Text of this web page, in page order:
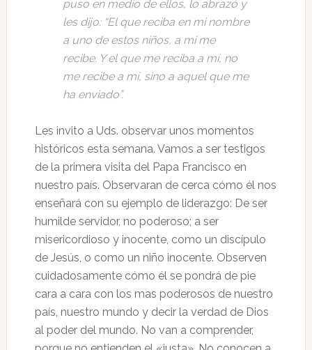
puso en medio de ellos, lo abrazó y
les dijo: “El que reciba en mi nombre
a uno de estos niños, a mí me
recibe. Y el que me reciba a mí, no
me recibe a mí, sino a aquel que me
ha enviado”.
Les invito a Uds. observar unos momentos
históricos esta semana. Vamos a ser testigos
de la primera visita del Papa Francisco en
nuestro país. Observaran de cerca cómo él nos
enseñará con su ejemplo de liderazgo: De ser
humilde servidor, no poderoso; a ser
misericordioso y inocente, como un discípulo
de Jesús, o como un niño inocente. Observen
cuidadosamente cómo él se pondrá de pie
cara a cara con los mas poderosos de nuestro
país, nuestro mundo y decir la verdad de Dios
al poder del mundo. No van a comprender,